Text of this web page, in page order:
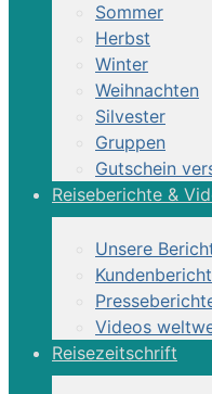
Sommer
Herbst
Winter
Weihnachten
Silvester
Gruppen
Gutschein
Reiseberichte &
Unsere
Videos
Reisezeitschrift